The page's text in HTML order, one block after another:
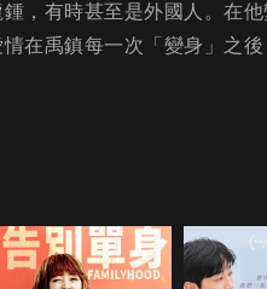
鍾，有時甚至是外國人。在
情在禹鎮每一次「變身」之